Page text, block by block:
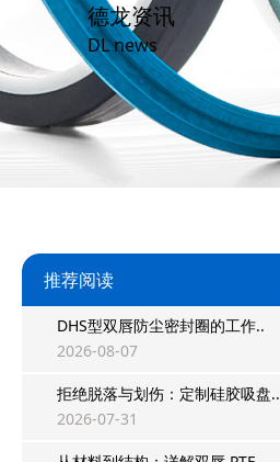
德龙资讯
DL news
推荐阅读
DHS型双唇防尘密封圈的工作..
2026-08-07
拒绝脱落与划伤：定制硅胶吸盘..
2026-07-31